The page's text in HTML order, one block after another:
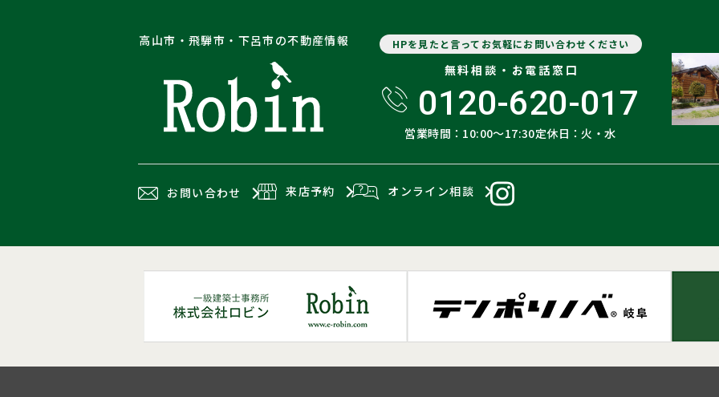
高山市・飛騨市・下呂市の不動産情報 HPを見たと言ってお気軽にお問い合わせください
無料相談・お電話窓口
0120-620-017
営業時間：10:00〜17:30定休日：火・水
お問い合わせ 来店予約 オンライン相談